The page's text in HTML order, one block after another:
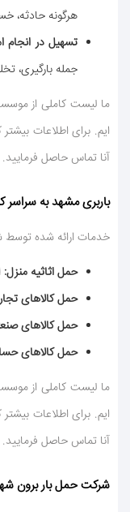
هرگونه حادثه،
تسهیل در انجام
جمله بارگیری،
ما لیست كاملی از
ایم. برای اطلاعات
آنا تماس حاصل فرمایید.
باربری مشهد به سراسر
خدمات ارائه شده توسط
حمل اثاثیه منزل:
حمل كالاهای
حمل كالاهای
حمل كالاهای
ما لیست كاملی از
ایم. برای اطلاعات
آنا تماس حاصل فرمایید.
شركت حمل بار برون